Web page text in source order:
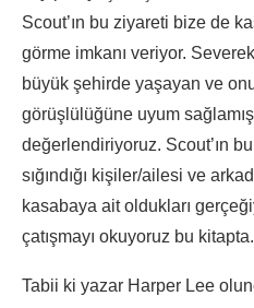
Scout’ın bu ziyareti bize de
görme imkanı veriyor. Severek
büyük şehirde yaşayan ve
görüşlülüğüne uyum
değerlendiriyoruz. Scout’ın
sığındığı kişiler/ailesi ve
kasabaya ait oldukları
çatışmayı okuyoruz bu kitapta.
Tabii ki yazar Harper Lee